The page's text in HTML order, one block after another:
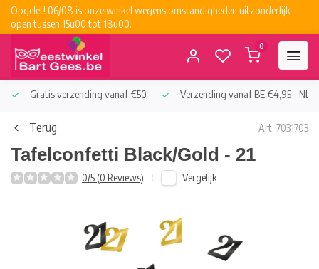
Opgelet! 06/08 is onze winkel wegens omstandigheden uitzonderlijk
open tussen 15u00 tot 18u00.
0
Gratis verzending vanaf €50 Verzending vanaf BE €4,95 - NL
Terug Art: 7031703
Tafelconfetti Black/Gold - 21
0/5 (0 Reviews) Vergelijk